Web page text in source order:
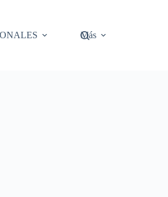
Más